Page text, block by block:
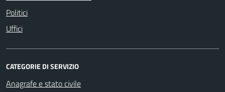
Politici
Uffici
CATEGORIE DI SERVIZIO
Anagrafe e stato civile